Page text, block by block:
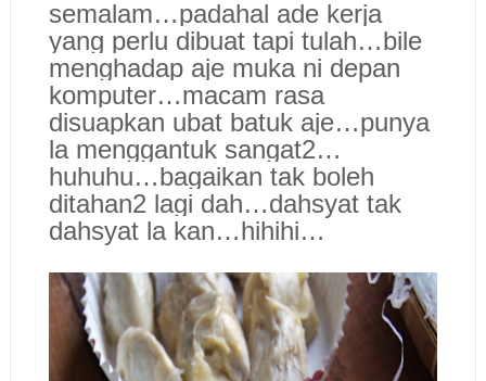
semalam…padahal ade kerja
yang perlu dibuat tapi tulah…bile
menghadap aje muka ni depan
komputer…macam rasa
disuapkan ubat batuk aje…punya
la menggantuk sangat2…
huhuhu…bagaikan tak boleh
ditahan2 lagi dah…dahsyat tak
dahsyat la kan…hihihi…